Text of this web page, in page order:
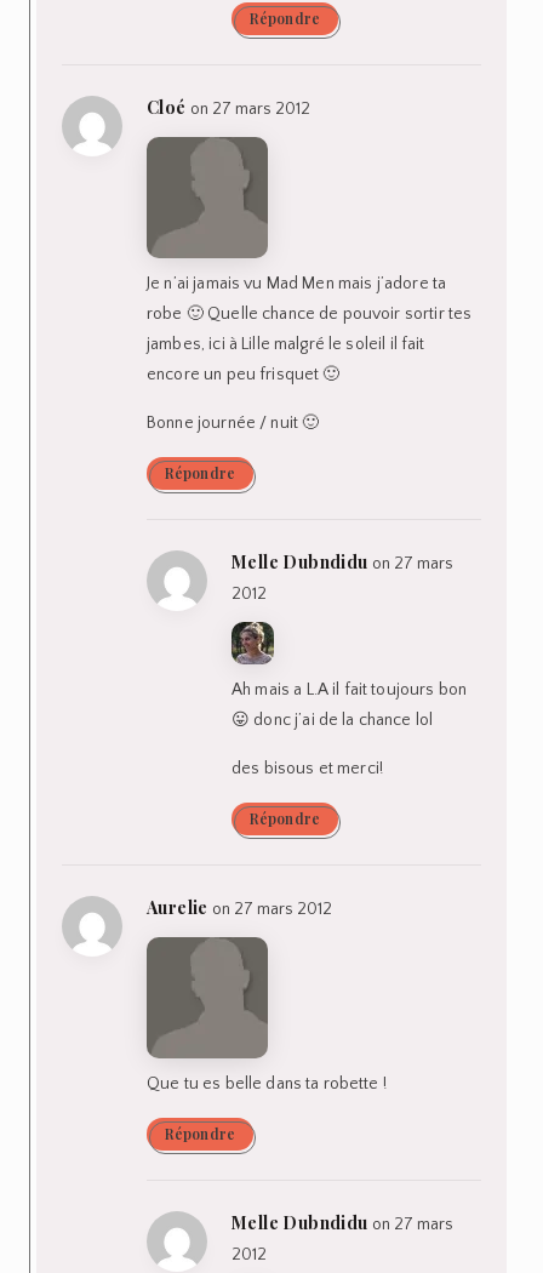
Répondre
Cloé on 27 mars 2012
Je n’ai jamais vu Mad Men mais j’adore ta
robe 🙂 Quelle chance de pouvoir sortir tes
jambes, ici à Lille malgré le soleil il fait
encore un peu frisquet 🙂
Bonne journée / nuit 🙂
Répondre
Melle Dubndidu on 27 mars
2012
Ah mais a L.A il fait toujours bon
😛 donc j’ai de la chance lol
des bisous et merci!
Répondre
Aurelie on 27 mars 2012
Que tu es belle dans ta robette !
Répondre
Melle Dubndidu on 27 mars
2012